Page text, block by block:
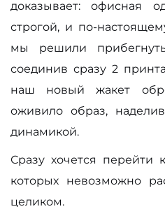
доказывает: офисная
строгой, и по-
мы решили
соединив сразу 2
наш новый жакет
оживило образ,
динамикой.
Сразу хочется перейти
которых невозможно
целиком.